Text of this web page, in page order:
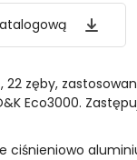
22 zęby,
Eco3000.
ciśnieniowo